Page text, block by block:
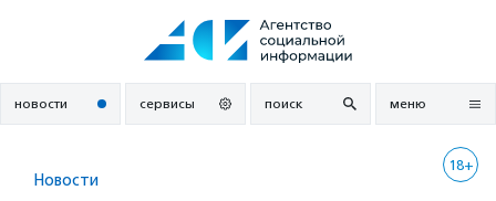
новости сервисы поиск меню
18+
Новости